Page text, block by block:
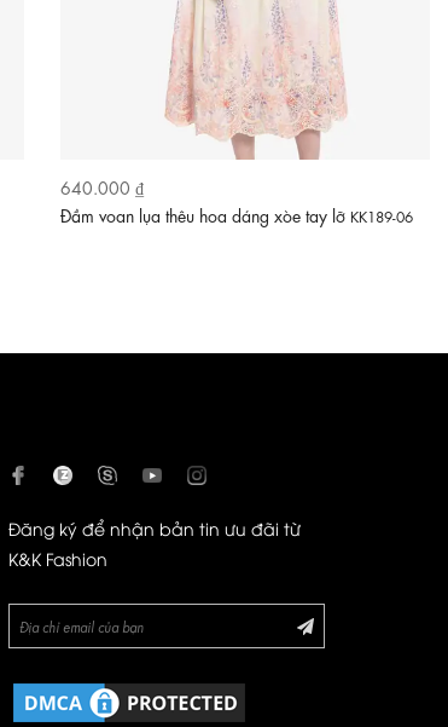
640.000 ₫
Đầm voan lụa thêu hoa dáng xòe tay lỡ KK189-06
Đăng ký để nhận bản tin ưu đãi từ
K&K Fashion